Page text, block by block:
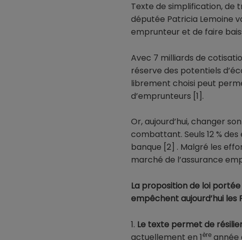
Texte de simplification, de
députée Patricia Lemoine
emprunteur et de faire
Avec 7 milliards de
réserve des potentiels
librement choisi peut
d’emprunteurs [1].
Or, aujourd’hui, changer
combattant. Seuls 12 %
banque [2] . Malgré les
marché de l’assurance
La proposition de loi
empêchent aujourd’hui
1. Le texte permet de
actuellement en 1ère année